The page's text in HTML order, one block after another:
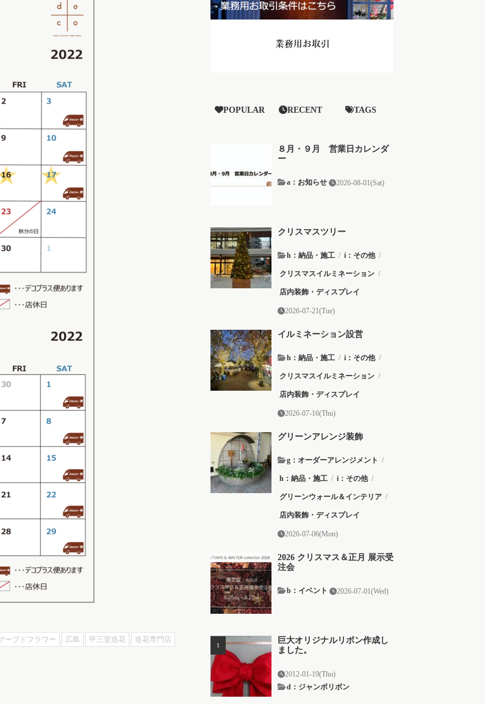
ーブドフラワー 広島 甲三堂造花 造花専門店
POPULAR RECENT TAGS
８月・９月 営業日カレンダ
ー
a：お知らせ 2026-08-01(Sat)
クリスマスツリー
h：納品・施工 / i：その他 /
クリスマスイルミネーション /
店内装飾・ディスプレイ
2026-07-21(Tue)
イルミネーション設営
h：納品・施工 / i：その他 /
クリスマスイルミネーション /
店内装飾・ディスプレイ
2026-07-16(Thu)
グリーンアレンジ装飾
g：オーダーアレンジメント /
h：納品・施工 / i：その他 /
グリーンウォール＆インテリア /
店内装飾・ディスプレイ
2026-07-06(Mon)
2026 クリスマス＆正月 展示受
注会
b：イベント 2026-07-01(Wed)
巨大オリジナルリボン作成し
ました。
2012-01-19(Thu)
d：ジャンボリボン